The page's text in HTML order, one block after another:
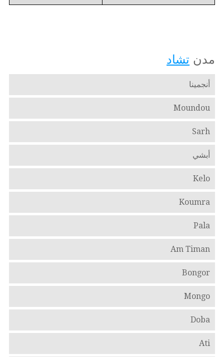
مدن تشاد
أنجمينا
Moundou
Sarh
أبشي
Kelo
Koumra
Pala
Am Timan
Bongor
Mongo
Doba
Ati